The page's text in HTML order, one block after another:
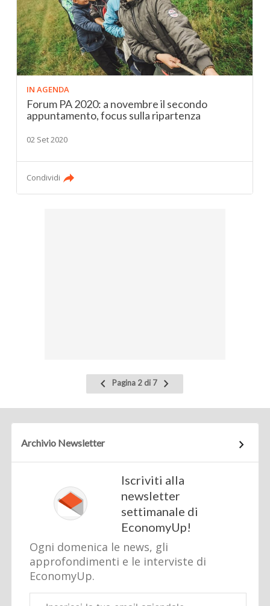
IN AGENDA
Forum PA 2020: a novembre il secondo
appuntamento, focus sulla ripartenza
02 Set 2020
Condividi
Pagina
precedente
Pagina 2 di 7
Pagina
successiva
Archivio Newsletter
Iscriviti alla
newsletter
settimanale di
EconomyUp!
Ogni domenica le news, gli
approfondimenti e le interviste di
EconomyUp.